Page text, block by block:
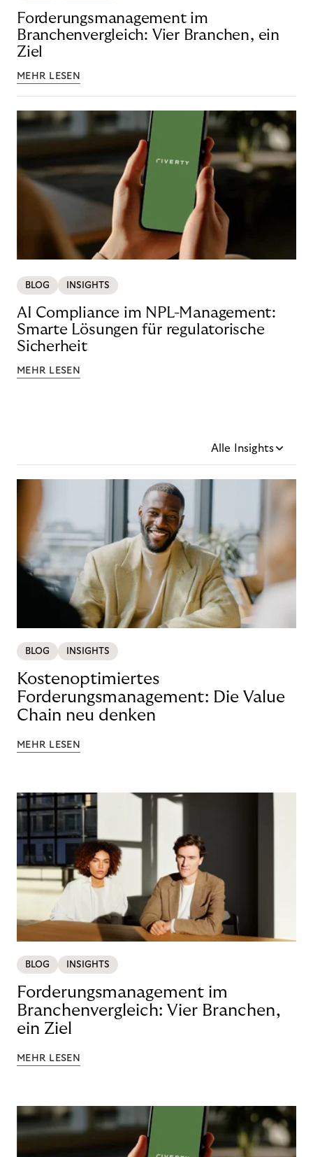
Forderungsmanagement im
Branchenvergleich: Vier Branchen, ein
Ziel
MEHR LESEN
BLOG INSIGHTS
AI Compliance im NPL-Management:
Smarte Lösungen für regulatorische
Sicherheit
MEHR LESEN
Alle Insights
BLOG INSIGHTS
Kostenoptimiertes
Forderungsmanagement: Die Value
Chain neu denken
MEHR LESEN
BLOG INSIGHTS
Forderungsmanagement im
Branchenvergleich: Vier Branchen,
ein Ziel
MEHR LESEN